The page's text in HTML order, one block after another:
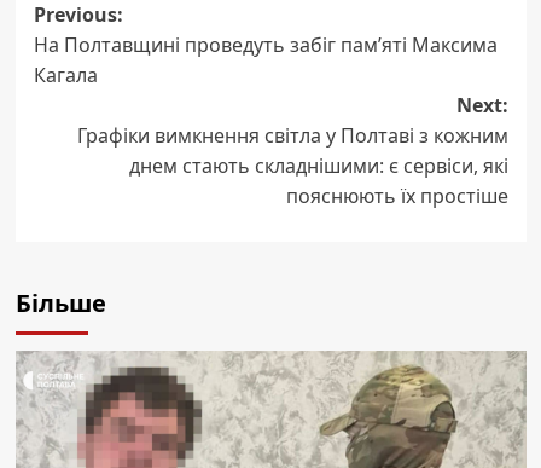
Post
navigation
Previous:
На Полтавщині проведуть забіг пам’яті Максима
Кагала
Next:
Графіки вимкнення світла у Полтаві з кожним
днем стають складнішими: є сервіси, які
пояснюють їх простіше
Більше